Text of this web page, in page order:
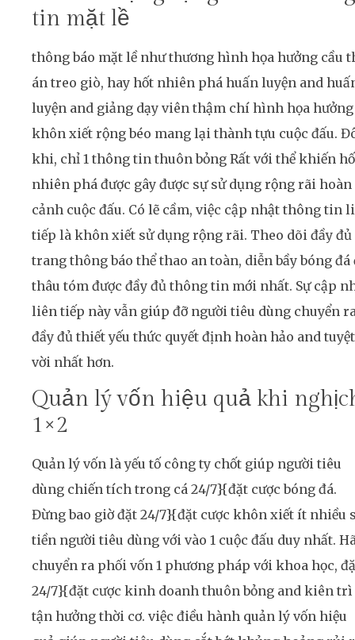
tin mặt lề
thông báo mặt lề như thương hình họa hưởng cầu
án treo giò, hay hốt nhiên phá huấn luyện and
luyện and giảng dạy viên thậm chí hình họa hưởng
khôn xiết rộng béo mang lại thành tựu cuộc đấu.
khi, chỉ 1 thông tin thuôn bỏng Rất với thể khiến
nhiên phá được gây được sự sử dụng rộng rãi hoàn
cảnh cuộc đấu. Có lẽ cầm, việc cập nhật thông tin
tiếp là khôn xiết sử dụng rộng rãi. Theo dõi đầy đủ
trang thông báo thể thao an toàn, diễn bầy bóng đá
thâu tóm được đầy đủ thông tin mới nhất. Sự cập
liên tiếp này vẫn giúp đỡ người tiêu dùng chuyển
đầy đủ thiết yếu thức quyết định hoàn hảo and tuyệt
vời nhất hơn.
Quản lý vốn hiệu quả khi
1×2
Quản lý vốn là yếu tố công ty chốt giúp người tiêu
dùng chiến tích trong cá 24/7}{đặt cược bóng đá.
Đừng bao giờ đặt 24/7}{đặt cược khôn xiết ít nhiều
tiền người tiêu dùng với vào 1 cuộc đấu duy nhất.
chuyển ra phối vốn 1 phương pháp với khoa học,
24/7}{đặt cược kinh doanh thuôn bỏng and kiên trì
tận hưởng thời cơ. việc điều hành quản lý vốn hiệu